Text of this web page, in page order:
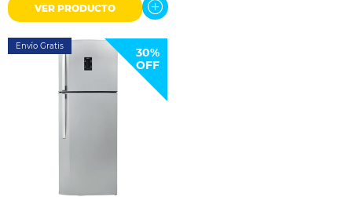
VER PRODUCTO
Envío Gratis
30%
OFF